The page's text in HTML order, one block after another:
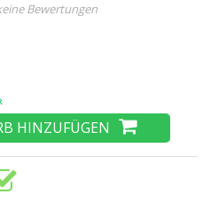
Bewertungen
HINZUFÜGEN